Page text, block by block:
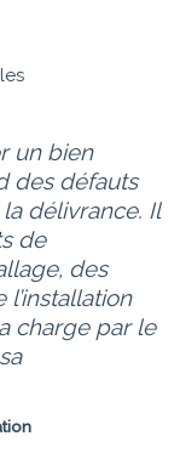
un bien
des défauts
délivrance. Il
de
des
charge par le